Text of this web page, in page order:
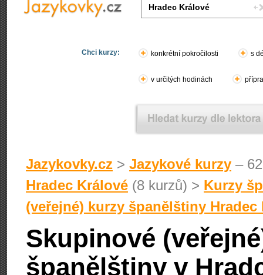
Chci kurzy: konkrétní pokročilosti s
v určitých hodinách
Jazykovky.cz > Jazykové kurzy –
Hradec Králové (8 kurzů) > Kurzy
(veřejné) kurzy španělštiny Hradec
Skupinové
španělštiny v